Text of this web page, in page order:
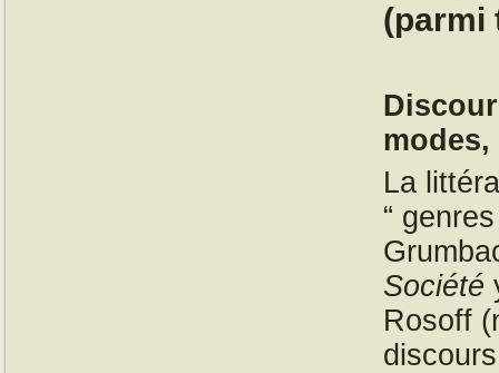
(parmi
La
“
Société
Rosoff